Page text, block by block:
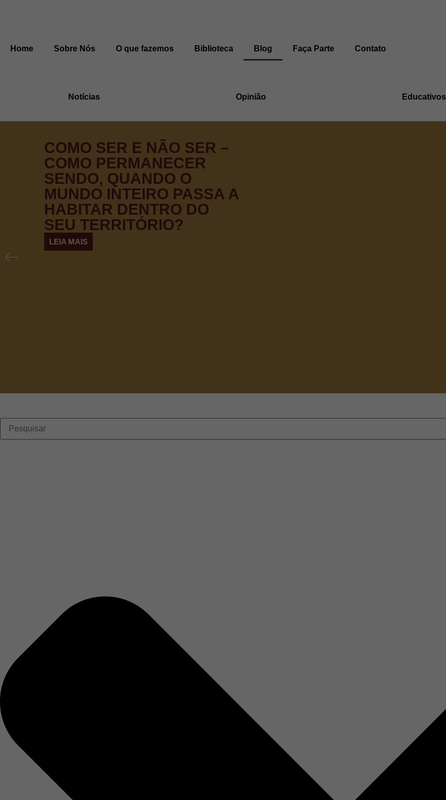
Home Sobre Nós O que fazemos Biblioteca Blog Faça Parte Contato
Notícias Opinião Educativos
COMO SER E NÃO SER –
COMO PERMANECER
SENDO, QUANDO O
MUNDO INTEIRO PASSA A
HABITAR DENTRO DO
SEU TERRITÓRIO?
LEIA MAIS